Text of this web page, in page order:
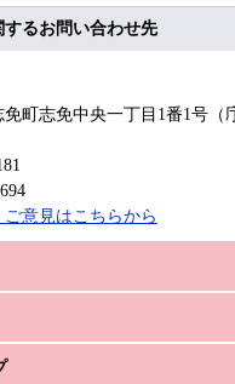
するお問い合わせ先
町志免中央一丁目1番1号（
意見はこちらから